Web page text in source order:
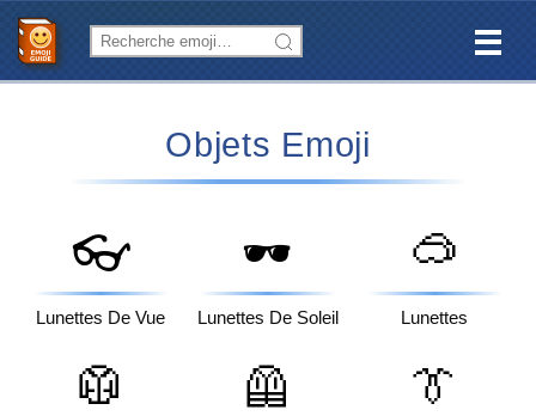
Objets Emoji
👓
Lunettes De Vue
🕶️
Lunettes De Soleil
🥽
Lunettes
🥼 🦺 👔